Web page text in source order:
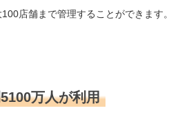
店舗まで管理することができます。
万人が利用